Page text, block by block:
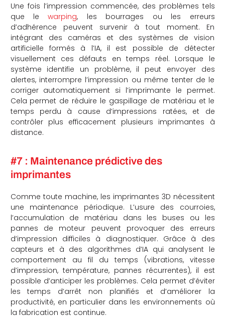
Une fois l’impression commencée, des problèmes tels
que lewarping, les bourrages ou les erreurs
d’adhérence peuvent survenir à tout moment. En
intégrant des caméras et des systèmes de vision
artificielle formés à l’IA, il est possible de détecter
visuellement ces défauts en temps réel. Lorsque le
système identifie un problème, il peut envoyer des
alertes, interrompre l’impression ou même tenter de le
corriger automatiquement si l’imprimante le permet.
Cela permet de réduire le gaspillage de matériau et le
temps perdu à cause d’impressions ratées, et de
contrôler plus efficacement plusieurs imprimantes à
distance.
#7 : Maintenance prédictive des
imprimantes
Comme toute machine, les imprimantes 3D nécessitent
une maintenance périodique. L’usure des courroies,
l’accumulation de matériau dans les buses ou les
pannes de moteur peuvent provoquer des erreurs
d’impression difficiles à diagnostiquer. Grâce à des
capteurs et à des algorithmes d’IA qui analysent le
comportement au fil du temps (vibrations, vitesse
d’impression, température, pannes récurrentes), il est
possible d’anticiper les problèmes. Cela permet d’éviter
les temps d’arrêt non planifiés et d’améliorer la
productivité, en particulier dans les environnements où
la fabrication est continue.